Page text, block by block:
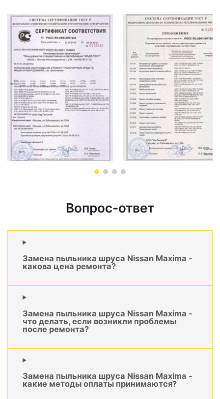
Вопрос-ответ
Замена пыльника шруса Nissan Maxima -
какова цена ремонта?
Замена пыльника шруса Nissan Maxima -
что делать, если возникли проблемы
после ремонта?
Замена пыльника шруса Nissan Maxima -
какие методы оплаты принимаются?